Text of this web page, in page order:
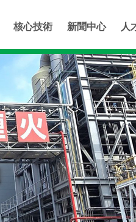
核心技術 新聞中心 人